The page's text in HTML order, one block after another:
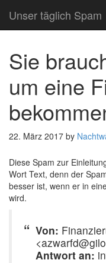
Unser täglich Spam
Sie
um eine
22. März 2017 by
Diese Spam zur
Wort Text, denn der
besser ist, wenn er in
wird.
Von:
Antwort an: